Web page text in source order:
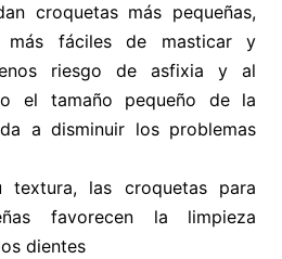
croquetas más pequeñas,
fáciles de masticar y
riesgo de asfixia y al
el tamaño pequeño de la
a disminuir los problemas
textura, las croquetas para
favorecen la limpieza
dientes